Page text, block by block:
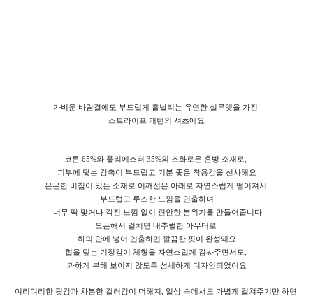
가벼운 바람결에도 부드럽게 흩날리는 유연한 실루엣을 가진
스트라이프 패턴의 셔츠에요
코튼 65%와 폴리에스터 35%의 조화로운 혼방 소재로,
피부에 닿는 감촉이 부드럽고 기분 좋은 착용감을 선사해요
은은한 비침이 있는 소재로 어깨선은 아래로 자연스럽게 떨어져서
부드럽고 루즈한 느낌을 연출하며
너무 딱 맞거나 각진 느낌 없이 편안한 분위기를 만들어줍니다
오픈해서 걸치면 내추럴한 아우터로
하의 안에 넣어 연출하면 깔끔한 핏이 완성돼요
힙을 덮는 기장감이 체형을 자연스럽게 감싸주면서도,
과하게 부해 보이지 않도록 섬세하게 디자인되었어요
여리여리한 핏감과 차분한 컬러감이 더해져, 일상 속에서도 가볍게 걸쳐주기만 하면